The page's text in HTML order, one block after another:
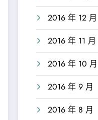
2016 年 12 月
2016 年 11 月
2016 年 10 月
2016 年 9 月
2016 年 8 月